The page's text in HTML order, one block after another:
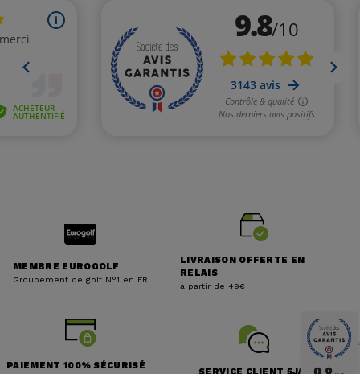
MEMBRE EUROGOLF
Groupement de golf N°1 en FR
LIVRAISON OFFERTE EN
RELAIS
à partir de 49€
PAIEMENT 100% SÉCURISÉ